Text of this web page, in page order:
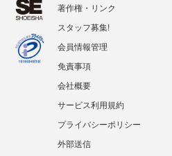
著作権・リンク
スタッフ募集!
会員情報管理
免責事項
会社概要
サービス利用規約
プライバシーポリシー
外部送信